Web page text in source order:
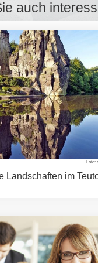
auch
Foto:
Landschaften im